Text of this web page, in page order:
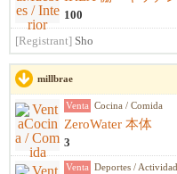
100
[Registrant] Sho
millbrae
Venta Cocina / Comida
ZeroWater 本体
3
Venta Deportes /